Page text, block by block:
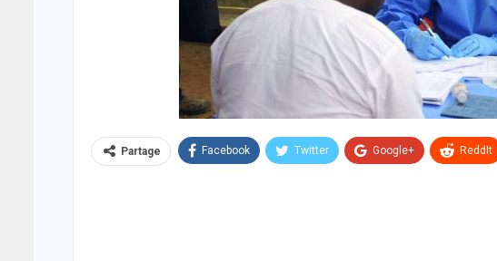
Partage Facebook Twitter Google+ ReddIt